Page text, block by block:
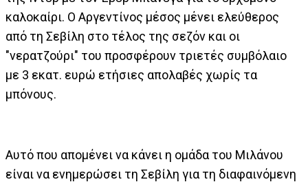
καλοκαίρι. Ο Αργεντίνος μέσος μένει ελεύθερος
από τη Σεβίλη στο τέλος της σεζόν και οι
"νερατζούρι" του προσφέρουν τριετές συμβόλαιο
με 3 εκατ. ευρώ ετήσιες απολαβές χωρίς τα
μπόνους.
Αυτό που απομένει να κάνει η ομάδα του Μιλάνου
είναι να ενημερώσει τη Σεβίλη για τη διαφαινόμενη